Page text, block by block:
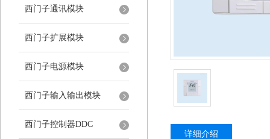
西门子通讯模块
西门子扩展模块
西门子电源模块
西门子输入输出模块
西门子控制器DDC
详细介绍